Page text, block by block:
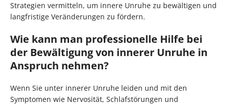
Strategien vermitteln, um innere Unruhe zu bewältigen und
langfristige Veränderungen zu fördern.
Wie kann man professionelle Hilfe bei
der Bewältigung von innerer Unruhe in
Anspruch nehmen?
Wenn Sie unter innerer Unruhe leiden und mit den
Symptomen wie Nervosität, Schlafstörungen und